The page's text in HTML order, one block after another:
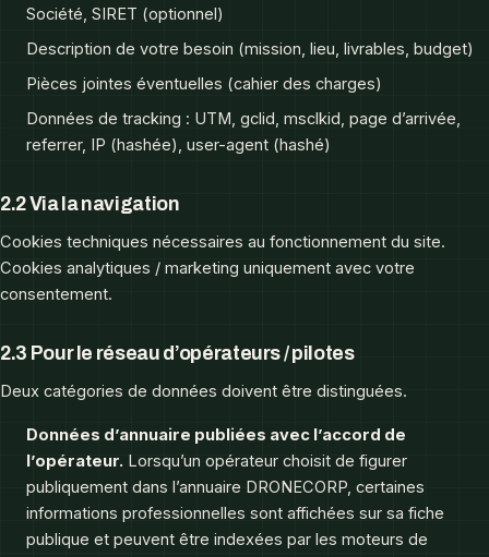
Société, SIRET (optionnel)
Description de votre besoin (mission, lieu, livrables, budget)
Pièces jointes éventuelles (cahier des charges)
Données de tracking : UTM, gclid, msclkid, page d’arrivée,
referrer, IP (hashée), user-agent (hashé)
2.2 Via la navigation
Cookies techniques nécessaires au fonctionnement du site.
Cookies analytiques / marketing uniquement avec votre
consentement.
2.3 Pour le réseau d’opérateurs / pilotes
Deux catégories de données doivent être distinguées.
Données d’annuaire publiées avec l’accord de
l’opérateur. Lorsqu’un opérateur choisit de figurer
publiquement dans l’annuaire DRONECORP, certaines
informations professionnelles sont affichées sur sa fiche
publique et peuvent être indexées par les moteurs de